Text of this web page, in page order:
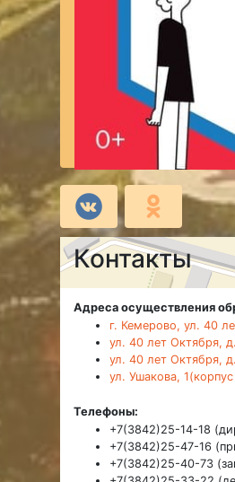
Контакты
Адреса осуществления
г. Кемерово, ул. 40
ул. 40 лет Октября,
ул. 40 лет Октября,
ул. Ушакова,
Телефоны:
+7(3842)25-14-18
+7(3842)25-47-16
+7(3842)25-40-73